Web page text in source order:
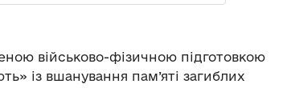
військово-фізичною підготовкою
із вшанування пам’яті загиблих